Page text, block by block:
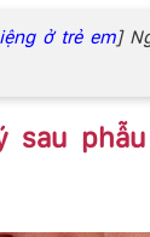
ở trẻ em]
sau